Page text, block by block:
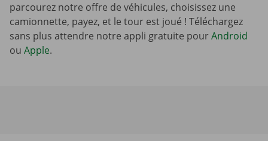
parcourez notre offre de véhicules, choisissez une
camionnette, payez, et le tour est joué ! Téléchargez
sans plus attendre notre appli gratuite pourAndroid
ou Apple.